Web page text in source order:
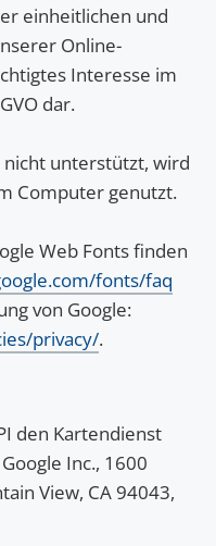
einheitlichen und
Online-
Interesse im
dar.
unterstützt, wird
Computer genutzt.
Web Fonts finden
fonts/faq
von Google:
privacy/.
den Kartendienst
Inc., 1600
View, CA 94043,